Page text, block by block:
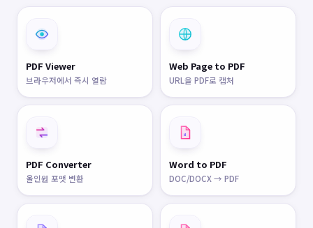
PDF Viewer
브라우저에서 즉시 열람
Web Page to PDF
URL을 PDF로 캡처
PDF Converter
올인원 포맷 변환
W
Word to PDF
DOC/DOCX → PDF